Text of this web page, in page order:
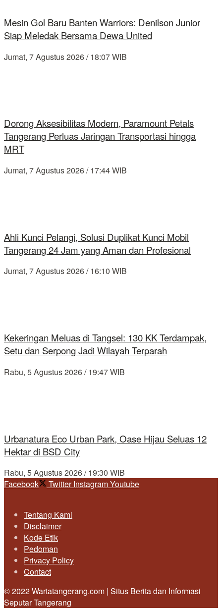
Mesin Gol Baru Banten Warriors: Denilson Junior
Siap Meledak Bersama Dewa United
Jumat, 7 Agustus 2026 / 18:07 WIB
Dorong Aksesibilitas Modern, Paramount Petals
Tangerang Perluas Jaringan Transportasi hingga
MRT
Jumat, 7 Agustus 2026 / 17:44 WIB
Ahli Kunci Pelangi, Solusi Duplikat Kunci Mobil
Tangerang 24 Jam yang Aman dan Profesional
Jumat, 7 Agustus 2026 / 16:10 WIB
Kekeringan Meluas di Tangsel: 130 KK Terdampak,
Setu dan Serpong Jadi Wilayah Terparah
Rabu, 5 Agustus 2026 / 19:47 WIB
Urbanatura Eco Urban Park, Oase Hijau Seluas 12
Hektar di BSD City
Rabu, 5 Agustus 2026 / 19:30 WIB
Facebook
Twitter InstagramYoutube
Tentang Kami
Disclaimer
Kode Etik
Pedoman
Privacy Policy
Contact
© 2022 Wartatangerang.com | Situs Berita dan Informasi
Seputar Tangerang